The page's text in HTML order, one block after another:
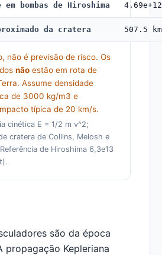
bombas de Hiroshima 4.69e+12
da cratera 507.5 km
não é previsão de risco. Os
não estão em rota de
Assume densidade
de 3000 kg/m3 e
típica de 20 km/s.
cinética E = 1/2 m v^2;
cratera de Collins, Melosh e
de Hiroshima 6,3e13
são da época
propagação Kepleriana